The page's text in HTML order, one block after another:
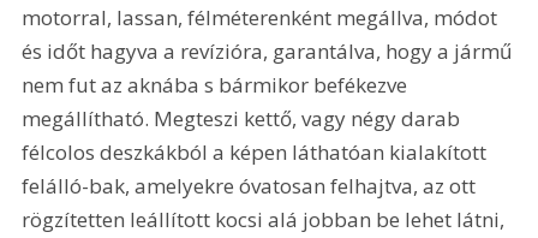
motorral, lassan, félméterenként megállva, módot
és időt hagyva a revízióra, garantálva, hogy a jármű
nem fut az aknába s bármikor befékezve
megállítható. Megteszi kettő, vagy négy darab
félcolos deszkákból a képen láthatóan kialakított
felálló-bak, amelyekre óvatosan felhajtva, az ott
rögzítetten leállított kocsi alá jobban be lehet látni,